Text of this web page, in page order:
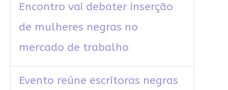
Encontro vai debater inserção
de mulheres negras no
mercado de trabalho
Evento reúne escritoras negras